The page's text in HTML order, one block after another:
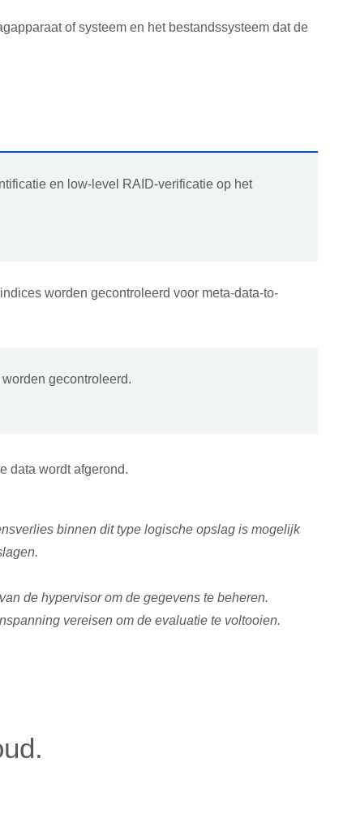
of systeem en het bestandssysteem dat de
en low-level RAID-verificatie op het
worden gecontroleerd voor meta-data-to-
gecontroleerd.
data wordt afgerond.
binnen dit type logische opslag is mogelijk
de hypervisor om de gegevens te beheren.
vereisen om de evaluatie te voltooien.